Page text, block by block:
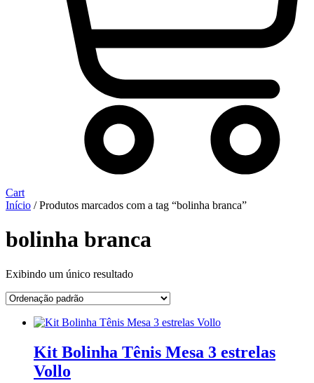
Cart
Início / Produtos marcados com a tag “bolinha branca”
bolinha branca
Exibindo um único resultado
Kit Bolinha Tênis Mesa 3 estrelas
Vollo